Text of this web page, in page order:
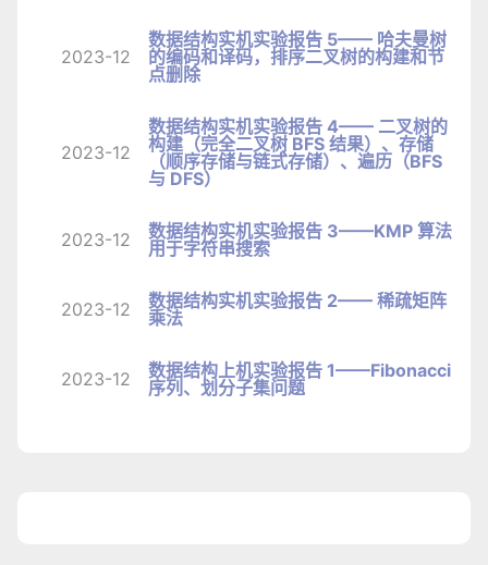
2023-12
数据结构实机实验报告 5—— 哈夫曼树
的编码和译码，排序二叉树的构建和节
点删除
2023-12
数据结构实机实验报告 4—— 二叉树的
构建（完全二叉树 BFS 结果）、存储
（顺序存储与链式存储）、遍历（BFS
与 DFS）
2023-12
数据结构实机实验报告 3——KMP 算法
用于字符串搜索
2023-12
数据结构实机实验报告 2—— 稀疏矩阵
乘法
2023-12
数据结构上机实验报告 1——Fibonacci
序列、划分子集问题